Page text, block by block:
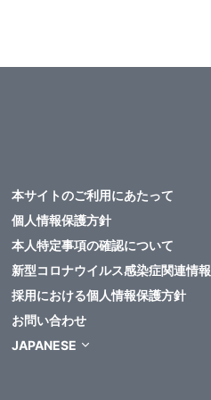
本サイトのご利用にあたって
個人情報保護方針
本人特定事項の確認について
新型コロナウイルス感染症関連情報
採用における個人情報保護方針
お問い合わせ
JAPANESE